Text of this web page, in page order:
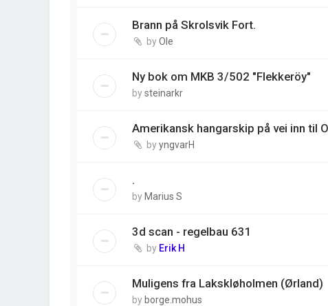
Brann på Skrolsvik Fort.
byOle
Ny bok om MKB 3/502 "Flekkeröy"
bysteinarkr
Amerikansk hangarskip på vei inn til
byyngvarH
.
by Marius S
3d scan - regelbau 631
by Erik H
Muligens fra Lakskløholmen (Ørland)
by borge.mohus